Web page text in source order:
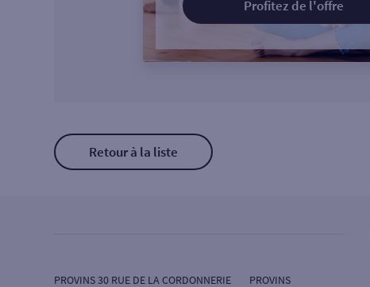
Profitez de l'offre
Retour à la liste
PROVINS 30 RUE DE LA CORDONNERIE PROVINS